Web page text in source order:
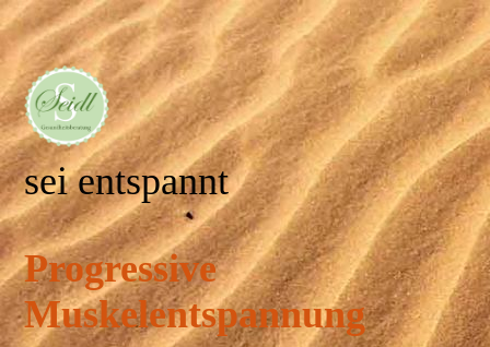
sei entspannt
Progressive
Muskelentspannung